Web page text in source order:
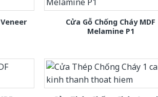
Cửa Gỗ Chống Cháy MDF
Melamine P1